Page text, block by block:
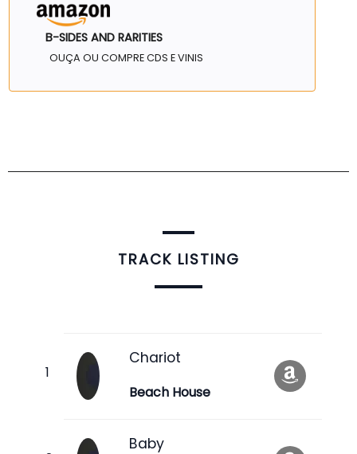
B-SIDES AND RARITIES
OUÇA OU COMPRE CDS E VINIS
TRACK LISTING
Chariot
Beach House
Baby